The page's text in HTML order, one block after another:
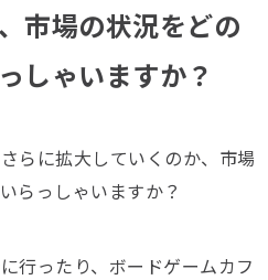
市場の状況をどの
しゃいますか？
らに拡大していくのか、市場
らっしゃいますか？
行ったり、ボードゲームカフ